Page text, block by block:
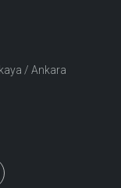
/ Ankara